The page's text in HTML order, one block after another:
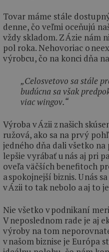
Tovar máme stále
denne, čo veľmi oceňujú
vždy skladom. Z Ázie nám
pol roka. Nehovoriac o
výrobcu, čo na konci dňa
„Celosvetovo sa stále
budúcna sa však
viac wingov.“
Výroba v Ázii z našich
ružová, ako sa na prvý
jedného dňa dali všetko
lepšie vyrábať u nás aj pri
oveľa väčších benefitoch
a spokojnejší biznis. U nás
v Ázii to tak nebolo a aj to
Nie všetko v podnikaní
V neposlednom rade je aj
výroby na tom
v našom biznise je Európa